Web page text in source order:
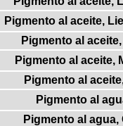
Pigmento al aceite,
Pigmento al
Pigmento al aceite,
Pigmento al
Pigmento al
Pigmento al agua,